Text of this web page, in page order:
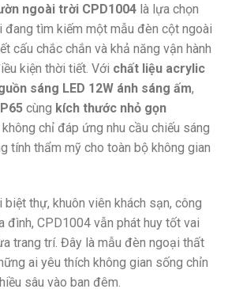
ngoài trời CPD1004 là lựa chọn
đang tìm kiếm một mẫu đèn cột ngoài
cấu chắc chắn và khả năng vận hành
kiện thời tiết. Với chất liệu acrylic
sáng LED 12W ánh sáng ấm,
cùng kích thước nhỏ gọn
chỉ đáp ứng nhu cầu chiếu sáng
tính thẩm mỹ cho toàn bộ không gian
thự, khuôn viên khách sạn, công
đình, CPD1004 vẫn phát huy tốt vai
trang trí. Đây là mẫu đèn ngoại thất
ai yêu thích không gian sống chỉn
sâu vào ban đêm.